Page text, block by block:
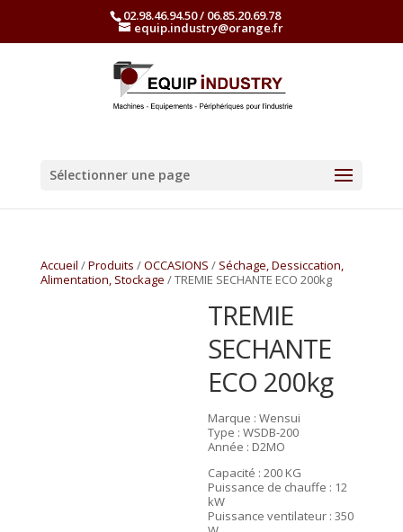
02.98.46.94.50 / 06.85.20.69.78
equip.industry@orange.fr
Sélectionner une page
Accueil /Produits /OCCASIONS / Séchage, Dessiccation,
Alimentation, Stockage / TREMIE SECHANTE ECO 200kg
TREMIE
SECHANTE
ECO 200kg
Marque : Wensui
Type : WSDB-200
Année : D2MO
Capacité : 200 KG
Puissance de chauffe : 12
kW
Puissance ventilateur : 350